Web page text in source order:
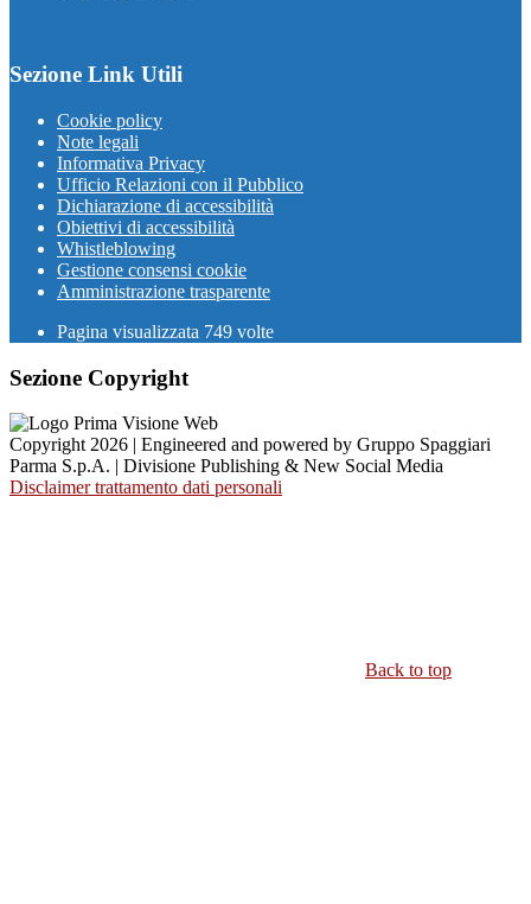
Sezione Link Utili
Cookie policy
Note legali
Informativa Privacy
Ufficio Relazioni con il Pubblico
Dichiarazione di accessibilità
Obiettivi di accessibilità
Whistleblowing
Gestione consensi cookie
Amministrazione trasparente
Pagina visualizzata 749 volte
Sezione Copyright
Copyright 2026 | Engineered and powered by Gruppo Spaggiari
Parma S.p.A. | Divisione Publishing & New Social Media
Disclaimer trattamento dati personali
Back to top